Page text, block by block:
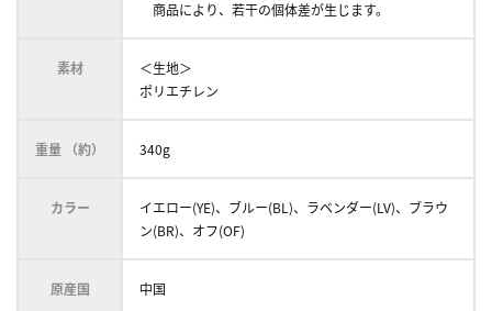
商品により、若干の個体差が生じます。
素材
＜生地＞
ポリエチレン
重量 （約） 340g
カラー
イエロー(YE)、ブルー(BL)、ラベンダー(LV)、ブラウ
ン(BR)、オフ(OF)
原産国 中国